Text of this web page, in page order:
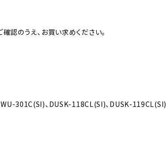
認のうえ、お買い求めください。
301C(SI)、DUSK-118CL(SI)、DUSK-119CL(SI)